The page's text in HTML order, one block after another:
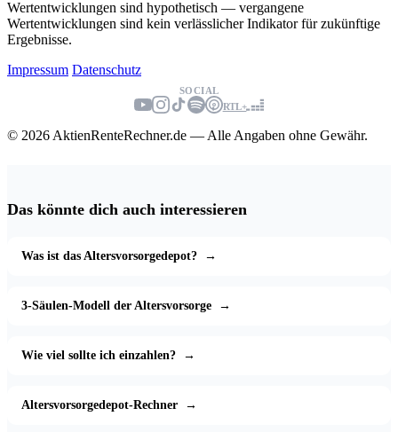
Wertentwicklungen sind hypothetisch — vergangene
Wertentwicklungen sind kein verlässlicher Indikator für zukünftige
Ergebnisse.
Impressum Datenschutz
SOCIAL
RTL+
© 2026 AktienRenteRechner.de — Alle Angaben ohne Gewähr.
Das könnte dich auch interessieren
Was ist das Altersvorsorgedepot? →
3-Säulen-Modell der Altersvorsorge →
Wie viel sollte ich einzahlen? →
Altersvorsorgedepot-Rechner →